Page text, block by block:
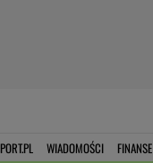
WIADOMOŚCI